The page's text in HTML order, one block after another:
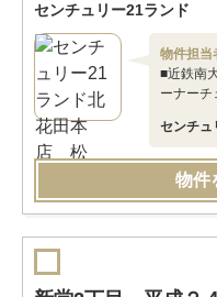
センチュリー21ランド
物件担当
■近鉄南
ーナーチ
センチ
物件